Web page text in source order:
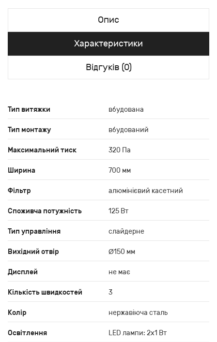
Опис
Характеристики
Відгуків (0)
Тип витяжки вбудована
Тип монтажу вбудований
Максимальний тиск 320 Па
Ширина 700 мм
Фільтр алюмінієвий касетний
Споживча потужність 125 Вт
Тип управління слайдерне
Вихідний отвір Ø150 мм
Дисплей не має
Кількість швидкостей 3
Колір нержавіюча сталь
Освітлення LED лампи: 2x1 Вт